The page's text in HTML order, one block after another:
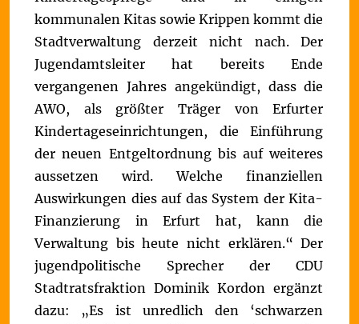
kommunalen Kitas sowie Krippen kommt die
Stadtverwaltung derzeit nicht nach. Der
Jugendamtsleiter hat bereits Ende
vergangenen Jahres angekündigt, dass die
AWO, als größter Träger von Erfurter
Kindertageseinrichtungen, die Einführung
der neuen Entgeltordnung bis auf weiteres
aussetzen wird. Welche finanziellen
Auswirkungen dies auf das System der Kita-
Finanzierung in Erfurt hat, kann die
Verwaltung bis heute nicht erklären.“Der
jugendpolitische Sprecher der CDU
Stadtratsfraktion Dominik Kordon ergänzt
dazu: „Es ist unredlich den ‘schwarzen